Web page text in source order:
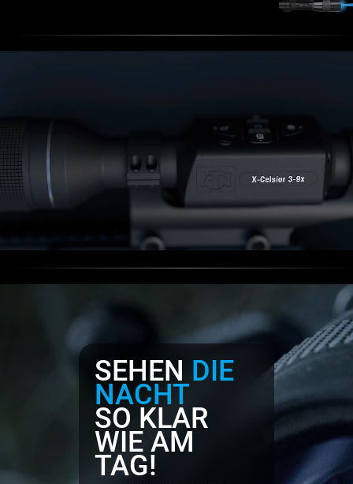
SEHEN DIE
NACHT
SO KLAR
WIE AM
TAG!